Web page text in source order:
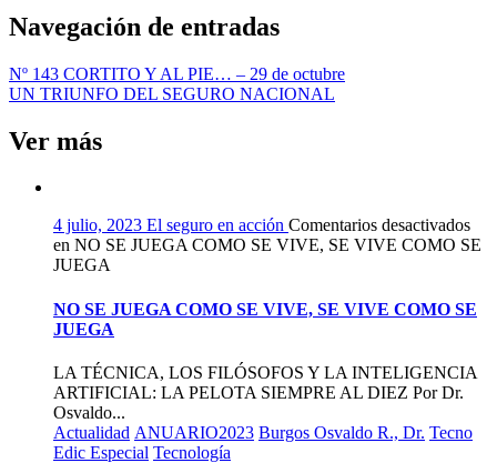
Navegación de entradas
Nº 143 CORTITO Y AL PIE… – 29 de octubre
UN TRIUNFO DEL SEGURO NACIONAL
Ver más
4 julio, 2023 El seguro en acción Comentarios desactivados
en NO SE JUEGA COMO SE VIVE, SE VIVE COMO SE
JUEGA
NO SE JUEGA COMO SE VIVE, SE VIVE COMO SE
JUEGA
LA TÉCNICA, LOS FILÓSOFOS Y LA INTELIGENCIA
ARTIFICIAL: LA PELOTA SIEMPRE AL DIEZ Por Dr.
Osvaldo...
Actualidad ANUARIO2023 Burgos Osvaldo R., Dr. Tecno
Edic Especial Tecnología